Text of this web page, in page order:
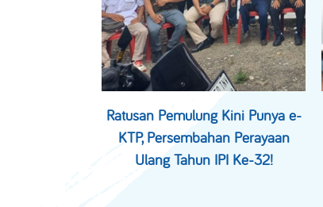
Ratusan Pemulung Kini Punya e-
KTP, Persembahan Perayaan
Ulang Tahun IPI Ke-32!